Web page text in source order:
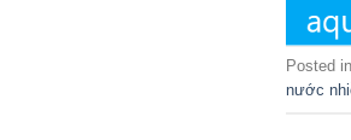
Posted in
nước